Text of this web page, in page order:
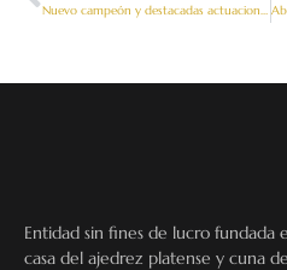
Nuevo campeón y destacadas actuaciones en el torneo de las escuelas del CALP
Entidad sin fines de lucro fundada
casa del ajedrez platense y cuna